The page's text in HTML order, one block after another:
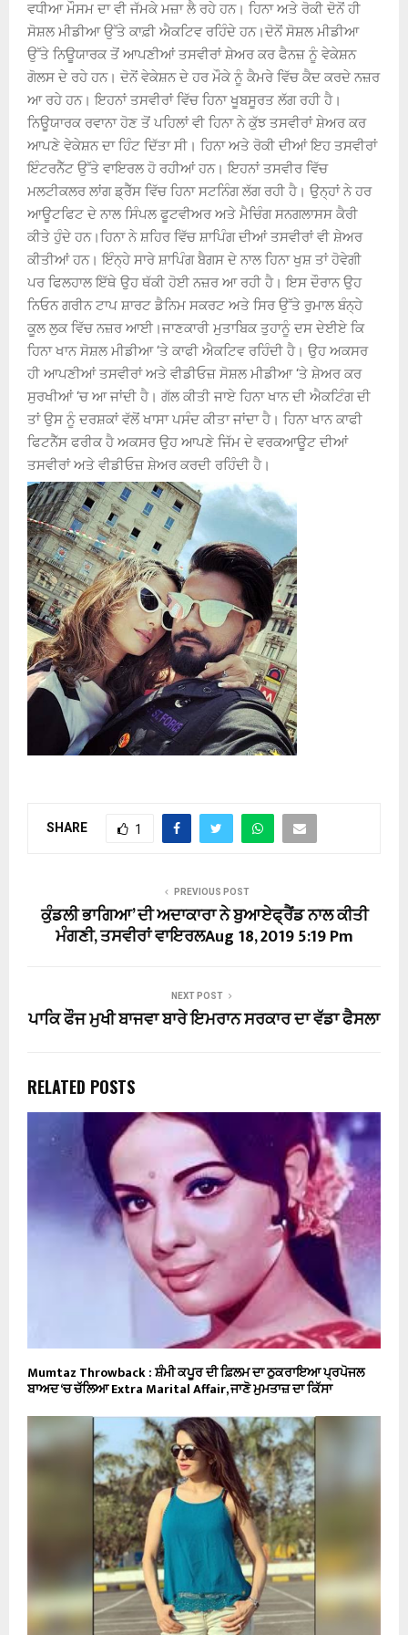
ਵਧੀਆ ਮੌਸਮ ਦਾ ਵੀ ਜੱਮਕੇ ਮਜ਼ਾ ਲੈ ਰਹੇ ਹਨ। ਹਿਨਾ ਅਤੇ ਰੋਕੀ ਦੋਨੋਂ ਹੀ
ਸੋਸ਼ਲ ਮੀਡੀਆ ਉੱਤੇ ਕਾਫ਼ੀ ਐਕਟ‍ਿਵ ਰਹਿੰਦੇ ਹਨ।ਦੋਨੋਂ ਸੋਸ਼ਲ ਮੀਡੀਆ
ਉੱਤੇ ਨਿਊਯਾਰਕ ਤੋਂ ਆਪਣੀਆਂ ਤਸਵੀਰਾਂ ਸ਼ੇਅਰ ਕਰ ਫੈਨਜ਼ ਨੂੰ ਵੇਕੇਸ਼ਨ
ਗੋਲਸ ਦੇ ਰਹੇ ਹਨ। ਦੋਨੋਂ ਵੇਕੇਸ਼ਨ ਦੇ ਹਰ ਮੌਕੇ ਨੂੰ ਕੈਮਰੇ ਵਿੱਚ ਕੈਦ ਕਰਦੇ ਨਜ਼ਰ
ਆ ਰਹੇ ਹਨ। ਇਹਨਾਂ ਤਸਵੀਰਾਂ ਵਿੱਚ ਹਿਨਾ ਖੂਬਸੂਰਤ ਲੱਗ ਰਹੀ ਹੈ।
ਨਿਊਯਾਰਕ ਰਵਾਨਾ ਹੋਣ ਤੋਂ ਪਹਿਲਾਂ ਵੀ ਹਿਨਾ ਨੇ ਕੁੱਝ ਤਸਵੀਰਾਂ ਸ਼ੇਅਰ ਕਰ
ਆਪਣੇ ਵੇਕੇਸ਼ਨ ਦਾ ਹਿੰਟ ਦਿੱਤਾ ਸੀ। ਹਿਨਾ ਅਤੇ ਰੋਕੀ ਦੀਆਂ ਇਹ ਤਸਵੀਰਾਂ
ਇੰਟਰਨੈੱਟ ਉੱਤੇ ਵਾਇਰਲ ਹੋ ਰਹੀਆਂ ਹਨ। ਇਹਨਾਂ ਤਸਵੀਰ ਵਿੱਚ
ਮਲਟੀਕਲਰ ਲਾਂਗ ਡ੍ਰੈੱਸ ਵਿੱਚ ਹਿਨਾ ਸਟਨਿੰਗ ਲੱਗ ਰਹੀ ਹੈ। ਉਨ੍ਹਾਂ ਨੇ ਹਰ
ਆਊਟਫਿਟ ਦੇ ਨਾਲ ਸਿੰਪਲ ਫੂਟਵੀਅਰ ਅਤੇ ਮੈਚਿੰਗ ਸਨਗਲਾਸਸ ਕੈਰੀ
ਕੀਤੇ ਹੁੰਦੇ ਹਨ।ਹਿਨਾ ਨੇ ਸ਼ਹਿਰ ਵਿੱਚ ਸ਼ਾਪਿੰਗ ਦੀਆਂ ਤਸਵੀਰਾਂ ਵੀ ਸ਼ੇਅਰ
ਕੀਤੀਆਂ ਹਨ। ਇੰਨ੍ਹੇ ਸਾਰੇ ਸ਼ਾਪਿੰਗ ਬੈਗਸ ਦੇ ਨਾਲ ਹਿਨਾ ਖੁਸ਼ ਤਾਂ ਹੋਵੇਗੀ
ਪਰ ਫਿਲਹਾਲ ਇੱਥੇ ਉਹ ਥੱਕੀ ਹੋਈ ਨਜ਼ਰ ਆ ਰਹੀ ਹੈ। ਇਸ ਦੌਰਾਨ ਉਹ
ਨਿਓਨ ਗਰੀਨ ਟਾਪ ਸ਼ਾਰਟ ਡੈਨਿਮ ਸਕਰਟ ਅਤੇ ਸਿਰ ਉੱਤੇ ਰੁਮਾਲ ਬੰਨ੍ਹੇ
ਕੂਲ ਲੁਕ ਵਿੱਚ ਨਜ਼ਰ ਆਈ।ਜਾਣਕਾਰੀ ਮੁਤਾਬਿਕ ਤੁਹਾਨੂੰ ਦਸ ਦੇਈਏ ਕਿ
ਹਿਨਾ ਖਾਨ ਸੋਸ਼ਲ ਮੀਡੀਆ ‘ਤੇ ਕਾਫੀ ਐਕਟਿਵ ਰਹਿੰਦੀ ਹੈ। ਉਹ ਅਕਸਰ
ਹੀ ਆਪਣੀਆਂ ਤਸਵੀਰਾਂ ਅਤੇ ਵੀਡੀਓਜ਼ ਸੋਸ਼ਲ ਮੀਡੀਆ ‘ਤੇ ਸ਼ੇਅਰ ਕਰ
ਸੁਰਖੀਆਂ ‘ਚ ਆ ਜਾਂਦੀ ਹੈ। ਗੱਲ ਕੀਤੀ ਜਾਏ ਹਿਨਾ ਖਾਨ ਦੀ ਐਕਟਿੰਗ ਦੀ
ਤਾਂ ਉਸ ਨੂੰ ਦਰਸ਼ਕਾਂ ਵੱਲੋਂ ਖਾਸਾ ਪਸੰਦ ਕੀਤਾ ਜਾਂਦਾ ਹੈ। ਹਿਨਾ ਖਾਨ ਕਾਫੀ
ਫਿਟਨੈੱਸ ਫਰੀਕ ਹੈ ਅਕਸਰ ਉਹ ਆਪਣੇ ਜਿੱਮ ਦੇ ਵਰਕਆਊਟ ਦੀਆਂ
ਤਸਵੀਰਾਂ ਅਤੇ ਵੀਡੀਓਜ਼ ਸ਼ੇਅਰ ਕਰਦੀ ਰਹਿੰਦੀ ਹੈ।
SHARE 1
PREVIOUS POST
ਕੁੰਡਲੀ ਭਾਗਿਆ’ ਦੀ ਅਦਾਕਾਰਾ ਨੇ ਬੁਆਏਫ੍ਰੈਂਡ ਨਾਲ ਕੀਤੀ
ਮੰਗਣੀ, ਤਸਵੀਰਾਂ ਵਾਇਰਲAug 18, 2019 5:19 Pm
NEXT POST
ਪਾਕਿ ਫੌਜ ਮੁਖੀ ਬਾਜਵਾ ਬਾਰੇ ਇਮਰਾਨ ਸਰਕਾਰ ਦਾ ਵੱਡਾ ਫੈਸਲਾ
RELATED POSTS
Mumtaz Throwback : ਸ਼ੰਮੀ ਕਪੂਰ ਦੀ ਫ਼ਿਲਮ ਦਾ ਠੁਕਰਾਇਆ ਪ੍ਰਪੋਜਲ
ਬਾਅਦ ‘ਚ ਚੱਲਿਆ Extra Marital Affair, ਜਾਣੋ ਮੁਮਤਾਜ਼ ਦਾ ਕਿੱਸਾ